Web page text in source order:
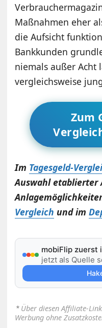
Maßnahmen eher
die Aufsicht
Bankkunden
niemals außer Acht
vergleichsweise
Zum
Im Tagesgeld-
Auswahl etablierter
Vergleich und im
mobiFlip zuerst
jetzt als Quelle
⋆ Über diesen Affiliate-
Werbung ohne